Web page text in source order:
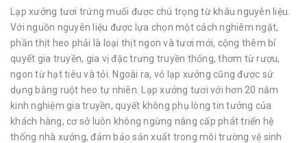
Lạp xưởng tươi trứng muối được chú trọng từ khâu nguyên liệu.
Với nguồn nguyên liệu được lựa chọn một cách nghiêm ngặt,
phần thịt heo phải là loại thịt ngon và tươi mới, cộng thêm bí
quyết gia truyền, gia vị đặc trưng truyền thống, thơm từ rượu,
ngon từ hạt tiêu và tỏi. Ngoài ra, vỏ lạp xưởng cũng được sử
dụng bằng ruột heo tự nhiên. Lạp xưởng tươi với hơn 20 năm
kinh nghiệm gia truyền, quyết không phụ lòng tin tưởng của
khách hàng, cơ sở luôn không ngừng nâng cấp phát triển hệ
thống nhà xưởng, đảm bảo sản xuất trong môi trường vệ sinh